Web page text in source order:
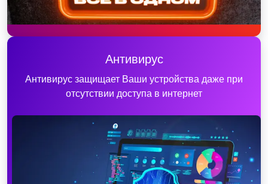
Антивирус
Антивирус защищает Ваши устройства даже при
отсутствии доступа в интернет